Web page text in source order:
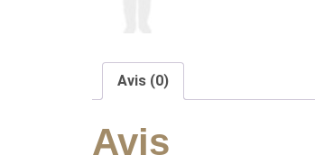
Avis (0)
Avis